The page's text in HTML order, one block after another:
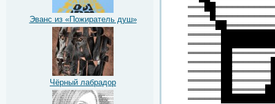
Эванс из «Пожиратель душ»
Чёрный лабрадор